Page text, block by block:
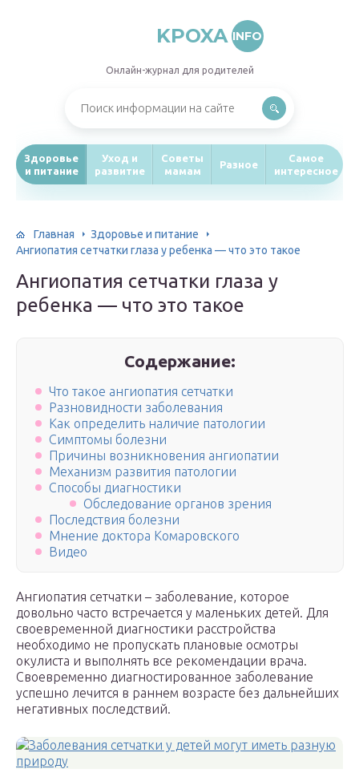
KPOXA INFO
Онлайн-журнал для родителей
Здоровье
и питание
Уход и
развитие
Советы
мамам
Разное
Самое
интересное
Главная
Здоровье и питание
Ангиопатия сетчатки глаза у ребенка — что это такое
Ангиопатия сетчатки глаза у
ребенка — что это такое
Содержание:
Что такое ангиопатия сетчатки
Разновидности заболевания
Как определить наличие патологии
Симптомы болезни
Причины возникновения ангиопатии
Механизм развития патологии
Способы диагностики
Обследование органов зрения
Последствия болезни
Мнение доктора Комаровского
Видео
Ангиопатия сетчатки – заболевание, которое
довольно часто встречается у маленьких детей. Для
своевременной диагностики расстройства
необходимо не пропускать плановые осмотры
окулиста и выполнять все рекомендации врача.
Своевременно диагностированное заболевание
успешно лечится в раннем возрасте без дальнейших
негативных последствий.